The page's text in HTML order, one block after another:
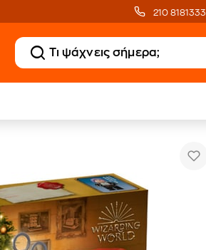
210 8181333